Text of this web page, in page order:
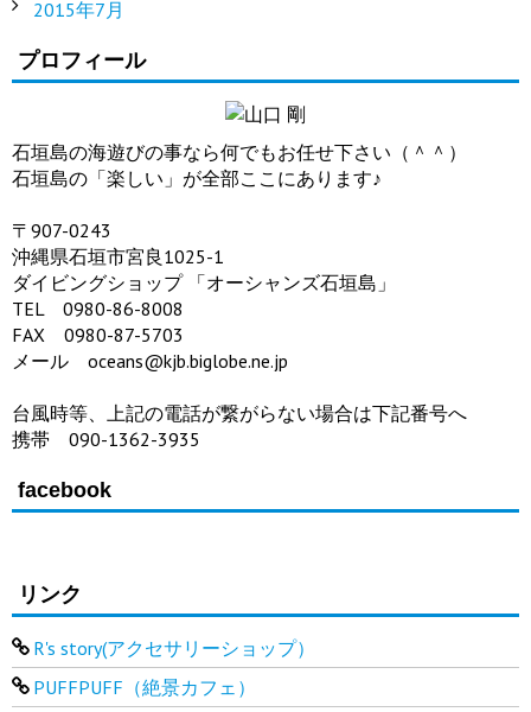
2015年7月
プロフィール
石垣島の海遊びの事なら何でもお任せ下さい（＾＾）
石垣島の「楽しい」が全部ここにあります♪
〒907-0243
沖縄県石垣市宮良1025-1
ダイビングショップ 「オーシャンズ石垣島」
TEL 0980-86-8008
FAX 0980-87-5703
メール oceans@kjb.biglobe.ne.jp
台風時等、上記の電話が繋がらない場合は下記番号へ
携帯 090-1362-3935
facebook
リンク
R's story(アクセサリーショップ）
PUFFPUFF（絶景カフェ）